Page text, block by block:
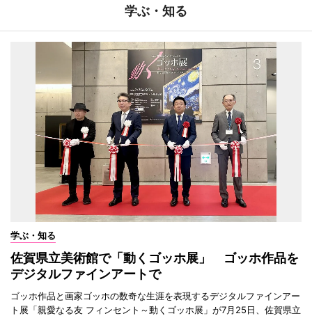
学ぶ・知る
学ぶ・知る
佐賀県立美術館で「動くゴッホ展」 ゴッホ作品を
デジタルファインアートで
ゴッホ作品と画家ゴッホの数奇な生涯を表現するデジタルファインアー
ト展「親愛なる友 フィンセント～動くゴッホ展」が7月25日、佐賀県立